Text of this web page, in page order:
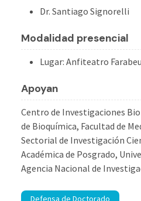
Dr. Santiago Signorelli
Modalidad presencial
Lugar: Anfiteatro
Apoyan
Centro de Investigaciones
de Bioquímica, Facultad de
Sectorial de Investigación
Académica de Posgrado,
Agencia Nacional de
Defensa de Doctorado